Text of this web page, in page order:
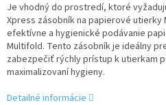
Je vhodný do prostredí, ktoré
Xpress zásobník na papierové utierky
efektívne a hygienické podávanie
Multifold. Tento zásobník je ideálny
zabezpečiť rýchly prístup k utierkam
maximalizovaní hygieny.
Detailné informácie